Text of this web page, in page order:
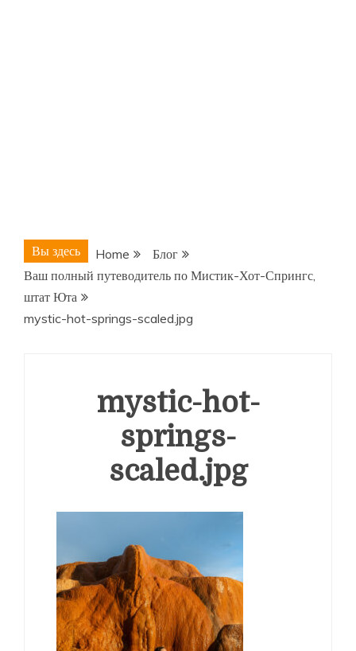
Вы здесь Home
Блог
Ваш полный путеводитель по Мистик-Хот-Спрингс,
штат Юта
mystic-hot-springs-scaled.jpg
mystic-hot-
springs-
scaled.jpg